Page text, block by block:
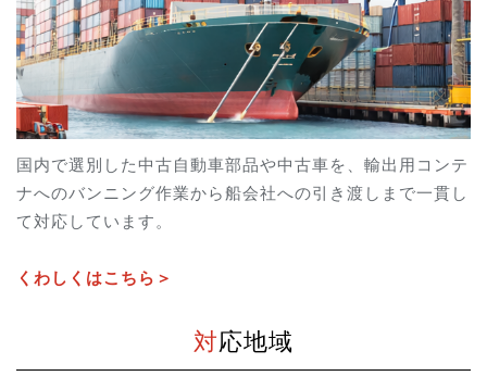
国内で選別した中古自動車部品や中古車を、輸出用コンテ
ナへのバンニング作業から船会社への引き渡しまで一貫し
て対応しています。
くわしくはこちら＞
対応地域